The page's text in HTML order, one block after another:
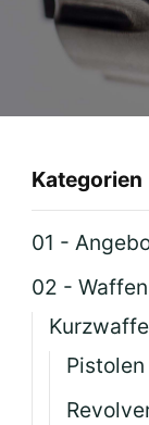
Kategorien
01 -
02 - Waffen
Pistolen